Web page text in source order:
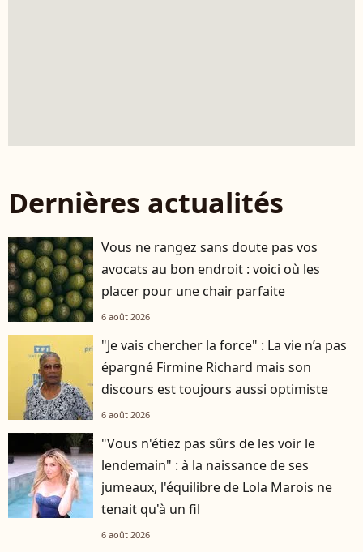
Dernières actualités
Vous ne rangez sans doute pas vos
avocats au bon endroit : voici où les
placer pour une chair parfaite
6 août 2026
"Je vais chercher la force" : La vie n’a pas
épargné Firmine Richard mais son
discours est toujours aussi optimiste
6 août 2026
"Vous n'étiez pas sûrs de les voir le
lendemain" : à la naissance de ses
jumeaux, l'équilibre de Lola Marois ne
tenait qu'à un fil
6 août 2026